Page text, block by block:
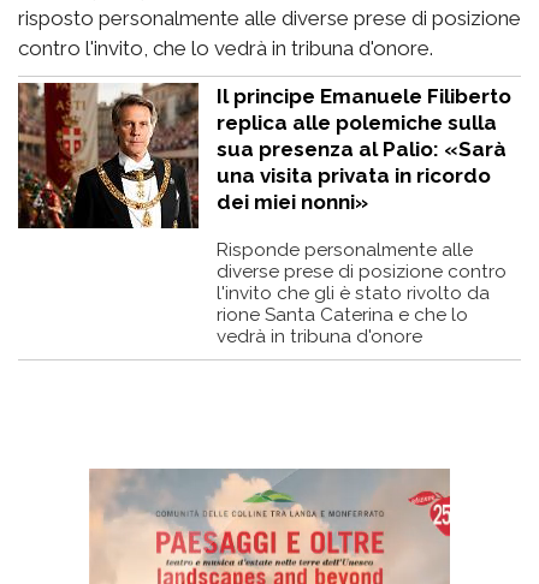
risposto personalmente alle diverse prese di posizione
contro l'invito, che lo vedrà in tribuna d'onore.
Il principe Emanuele Filiberto
replica alle polemiche sulla
sua presenza al Palio: «Sarà
una visita privata in ricordo
dei miei nonni»
Risponde personalmente alle
diverse prese di posizione contro
l'invito che gli è stato rivolto da
rione Santa Caterina e che lo
vedrà in tribuna d'onore